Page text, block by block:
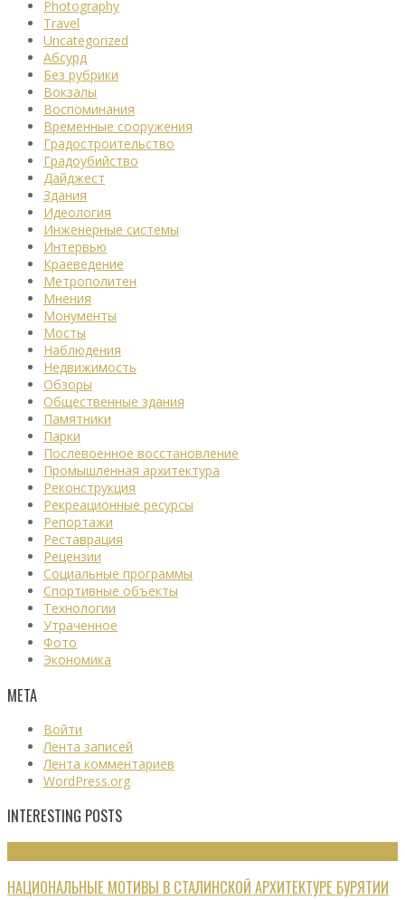
Photography
Travel
Uncategorized
Абсурд
Без рубрики
Вокзалы
Воспоминания
Временные сооружения
Градостроительство
Градоубийство
Дайджест
Здания
Идеология
Инженерные системы
Интервью
Краеведение
Метрополитен
Мнения
Монументы
Мосты
Наблюдения
Недвижимость
Обзоры
Общественные здания
Памятники
Парки
Послевоенное восстановление
Промышленная архитектура
Реконструкция
Рекреационные ресурсы
Репортажи
Реставрация
Рецензии
Социальные программы
Спортивные объекты
Технологии
Утраченное
Фото
Экономика
МЕТА
Войти
Лента записей
Лента комментариев
WordPress.org
INTERESTING POSTS
НАЦИОНАЛЬНЫЕ МОТИВЫ В СТАЛИНСКОЙ АРХИТЕКТУРЕ БУРЯТИИ